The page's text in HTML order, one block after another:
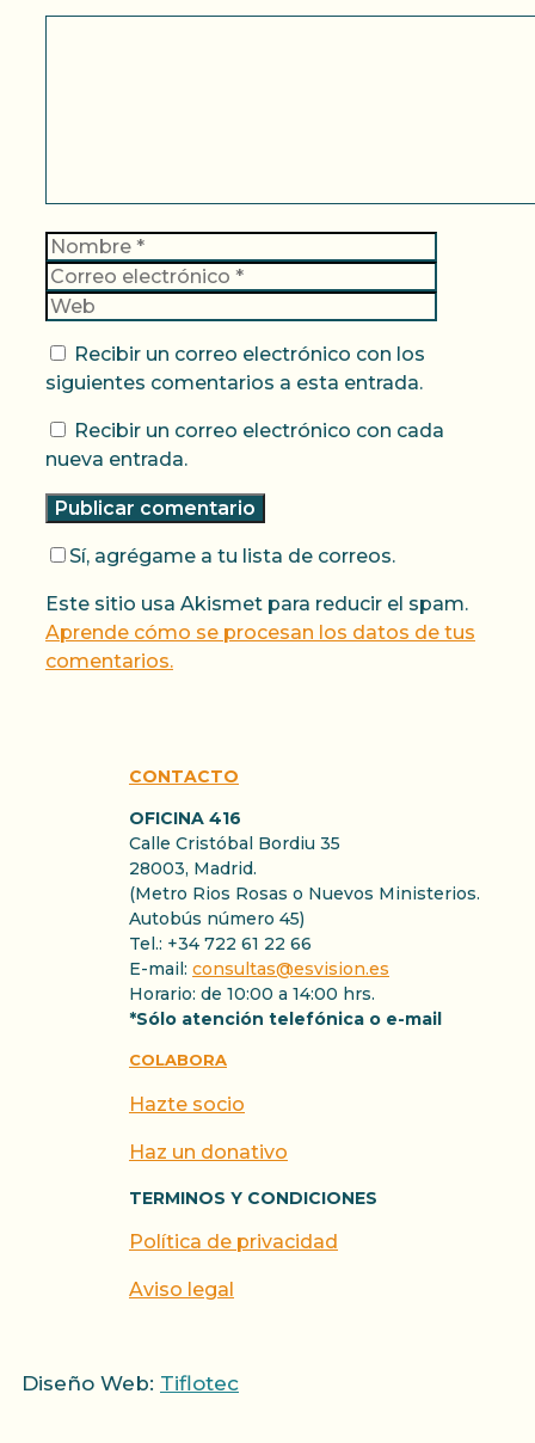
Nombre
Recibir un correo electrónico con los
siguientes comentarios a esta entrada.
Recibir un correo electrónico con cada
nueva entrada.
Sí, agrégame a tu lista de correos.
Este sitio usa Akismet para reducir el spam.
Aprende cómo se procesan los datos de tus
comentarios.
CONTACTO
OFICINA 416
Calle Cristóbal Bordiu 35
28003, Madrid.
(Metro Rios Rosas o Nuevos Ministerios.
Autobús número 45)
Tel.: +34 722 61 22 66
E-mail: consultas@esvision.es
Horario: de 10:00 a 14:00 hrs.
*Sólo atención telefónica o e-mail
COLABORA
Hazte socio
Haz un donativo
TERMINOS Y CONDICIONES
Política de privacidad
Aviso legal
Diseño Web: Tiflotec